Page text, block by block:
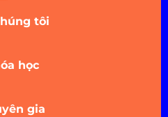
tôi
học
gia